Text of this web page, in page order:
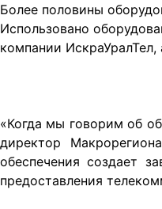
Более половины
Использовано
компании
«Когда мы говорим об
директор
обеспечения создает
предоставления